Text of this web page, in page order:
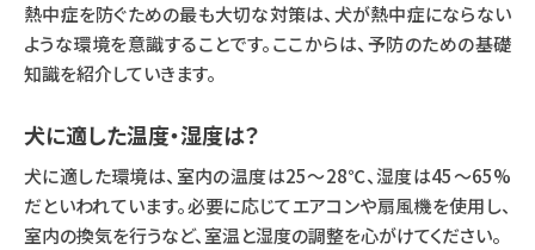
熱中症を防ぐための最も大切な対策は、犬が熱中症にならない
ような環境を意識することです。ここからは、予防のための基礎
知識を紹介していきます。
犬に適した温度・湿度は？
犬に適した環境は、室内の温度は25〜28℃、湿度は45〜65%
だといわれています。必要に応じてエアコンや扇風機を使用し、
室内の換気を行うなど、室温と湿度の調整を心がけてください。